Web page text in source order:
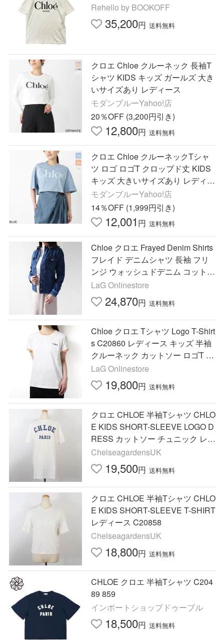
Rehello by BOOKOFF
35,200円 送料無料
クロエ Chloe クルーネック 長袖T
シャツ KIDS キッズ ガールズ 大き
いサイズあり レディース
モダンブルーYahoo!店
20％OFF (3,200円引き)
12,800円 送料無料
クロエ Chloe クルーネックTシャ
ツ ロゴ ロゴT クロップド丈 KIDS
キッズ 大きいサイズあり レディー
ス
モダンブルーYahoo!店
14％OFF (1,999円引き)
12,001 円 送料無料
Chloe クロエ Frayed Denim Shirts
フレイド デニムシャツ 長袖 フリ
ンジ ウォッシュドデニム コットン
キッズ 女の子 大人もOK C20350
LaG Onlinestore
24,870円 送料無料
Chloe クロエ Tシャツ Logo T-Shirt
s C20860 レディース キッズ 半袖
クルーネック カットソー ロゴT 大
人OK
LaG Onlinestore
19,800円 送料無料
クロエ CHLOE 半袖Tシャツ CHLO
E KIDS SHORT-SLEEVE LOGO D
RESS カットソー チュニック レデ
ィース C21239
ChelseagardensUK
19,500円 送料無料
クロエ CHLOE 半袖Tシャツ CHLO
E KIDS SHORT-SLEEVE T-SHIRT
レディース C20858
ChelseagardensUK
18,800円 送料無料
CHLOE クロエ 半袖Tシャツ C204
89 859
インポートショップドゥーブル
18,500円 送料無料